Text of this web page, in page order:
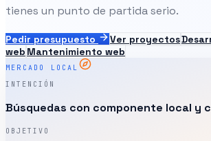
tienes un punto de partida serio.
Pedir presupuesto Ver proyectos
web Mantenimiento web
MERCADO LOCAL
INTENCIÓN
Búsquedas con componente local y
OBJETIVO